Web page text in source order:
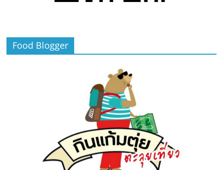
Food Blogger